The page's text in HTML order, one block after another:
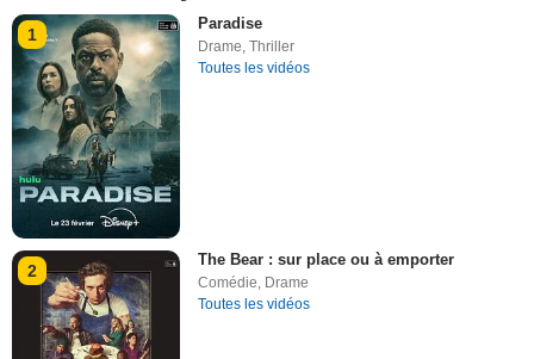
1
Paradise
Drame,Thriller
Toutes les vidéos
2
The Bear : sur place ou à emporter
Comédie, Drame
Toutes les vidéos